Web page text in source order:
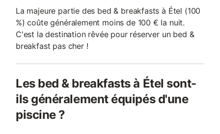
La majeure partie des bed & breakfasts à Étel (100
%) coûte généralement moins de 100 € la nuit.
C'est la destination rêvée pour réserver un bed &
breakfast pas cher !
Les bed & breakfasts à Étel sont-
ils généralement équipés d'une
piscine ?